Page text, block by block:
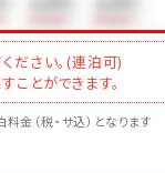
ださい。(連泊可)
ことができます。
金（税・サ込）となります